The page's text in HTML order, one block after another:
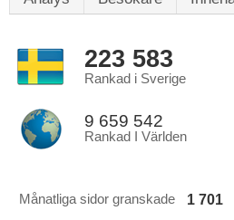
223 583
Rankad i Sverige
9 659 542
Rankad I Världen
Månatliga sidor granskade 1 701